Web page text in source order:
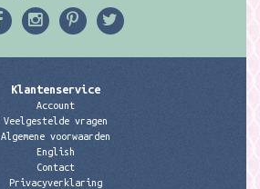
Klantenservice
Account
Veelgestelde vragen
Algemene voorwaarden
English
Contact
Privacyverklaring